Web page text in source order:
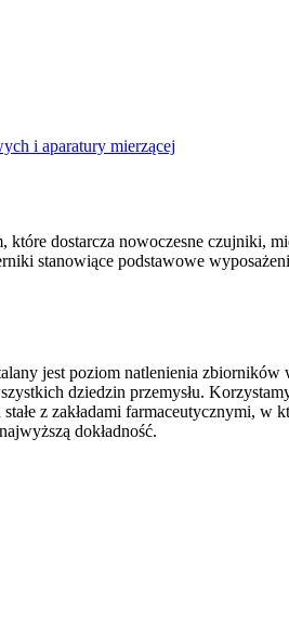
i aparatury mierzącej
dostarcza nowoczesne czujniki,
stanowiące podstawowe
jest poziom natlenienia
dziedzin przemysłu.
z zakładami farmaceutycznymi,
dokładność.